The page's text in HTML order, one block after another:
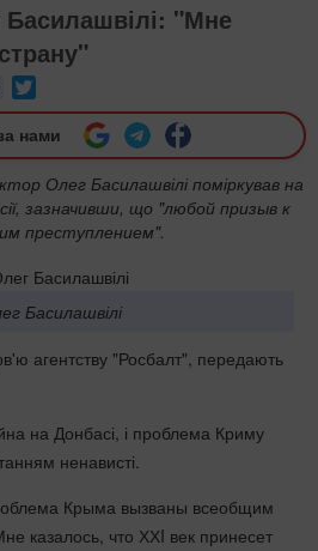
Басилашвілі: "Мне
нами
Олег Басилашвілі поміркував на
зазначивши, що "любой призыв к
преступлением".
Басилашвілі
агентству "Росбалт", передають
на Донбасі, і проблема Криму
ненависті.
Крыма вызваны всеобщим
казалось, что ХХI век принесет